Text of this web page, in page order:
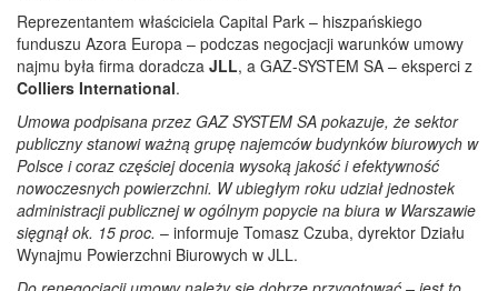
Reprezentantem właściciela Capital Park – hiszpańskiego
funduszu Azora Europa – podczas negocjacji warunków umowy
najmu była firma doradcza JLL, a GAZ-SYSTEM SA – eksperci z
Colliers International.
Umowa podpisana przez GAZ SYSTEM SA pokazuje, że sektor
publiczny stanowi ważną grupę najemców budynków biurowych w
Polsce i coraz częściej docenia wysoką jakość i efektywność
nowoczesnych powierzchni. W ubiegłym roku udział jednostek
administracji publicznej w ogólnym popycie na biura w Warszawie
sięgnął ok. 15 proc. – informuje Tomasz Czuba, dyrektor Działu
Wynajmu Powierzchni Biurowych w JLL.